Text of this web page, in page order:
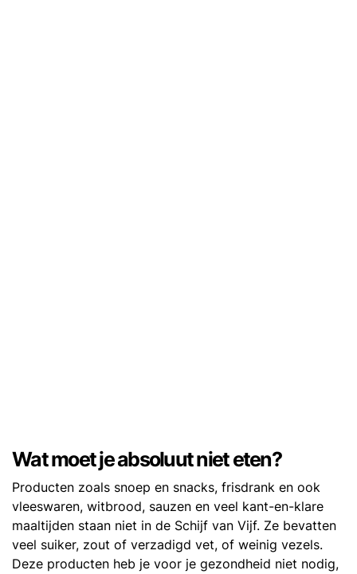
Wat moet je absoluut niet eten?
Producten zoals snoep en snacks, frisdrank en ook
vleeswaren, witbrood, sauzen en veel kant-en-klare
maaltijden staan niet in de Schijf van Vijf. Ze bevatten
veel suiker, zout of verzadigd vet, of weinig vezels.
Deze producten heb je voor je gezondheid niet nodig,